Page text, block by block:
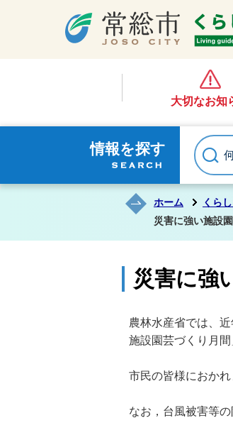
大切なお知
情報を探す
ホーム くら
災害に強い施設
災害に強
農林水産省では、
施設園芸づくり月間
市民の皆様におか
なお，台風被害等